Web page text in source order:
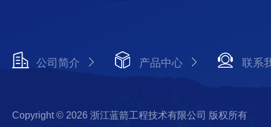
公司简介 产品中心 联系
Copyright © 2026 浙江蓝箭工程技术有限公司 版权所有